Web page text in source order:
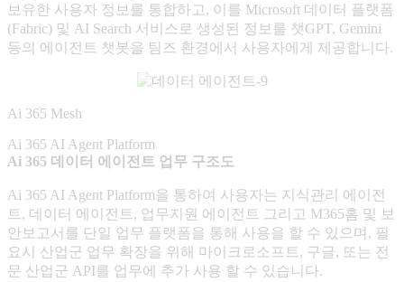
보유한 사용자 정보를 통합하고, 이를 Microsoft 데이터 플랫폼
(Fabric) 및 AI Search 서비스로 생성된 정보를 챗GPT, Gemini
등의 에이전트 챗봇을 팀즈 환경에서 사용자에게 제공합니다.
Ai 365 Mesh
Ai 365 AI Agent Platform
Ai 365 데이터 에이전트 업무 구조도
Ai 365 AI Agent Platform을 통하여 사용자는 지식관리 에이전
트, 데이터 에이전트, 업무지원 에이전트 그리고 M365홈 및 보
안보고서를 단일 업무 플랫폼을 통해 사용을 할 수 있으며, 필
요시 산업군 업무 확장을 위해 마이크로소프트, 구글, 또는 전
문 산업군 API를 업무에 추가 사용 할 수 있습니다.